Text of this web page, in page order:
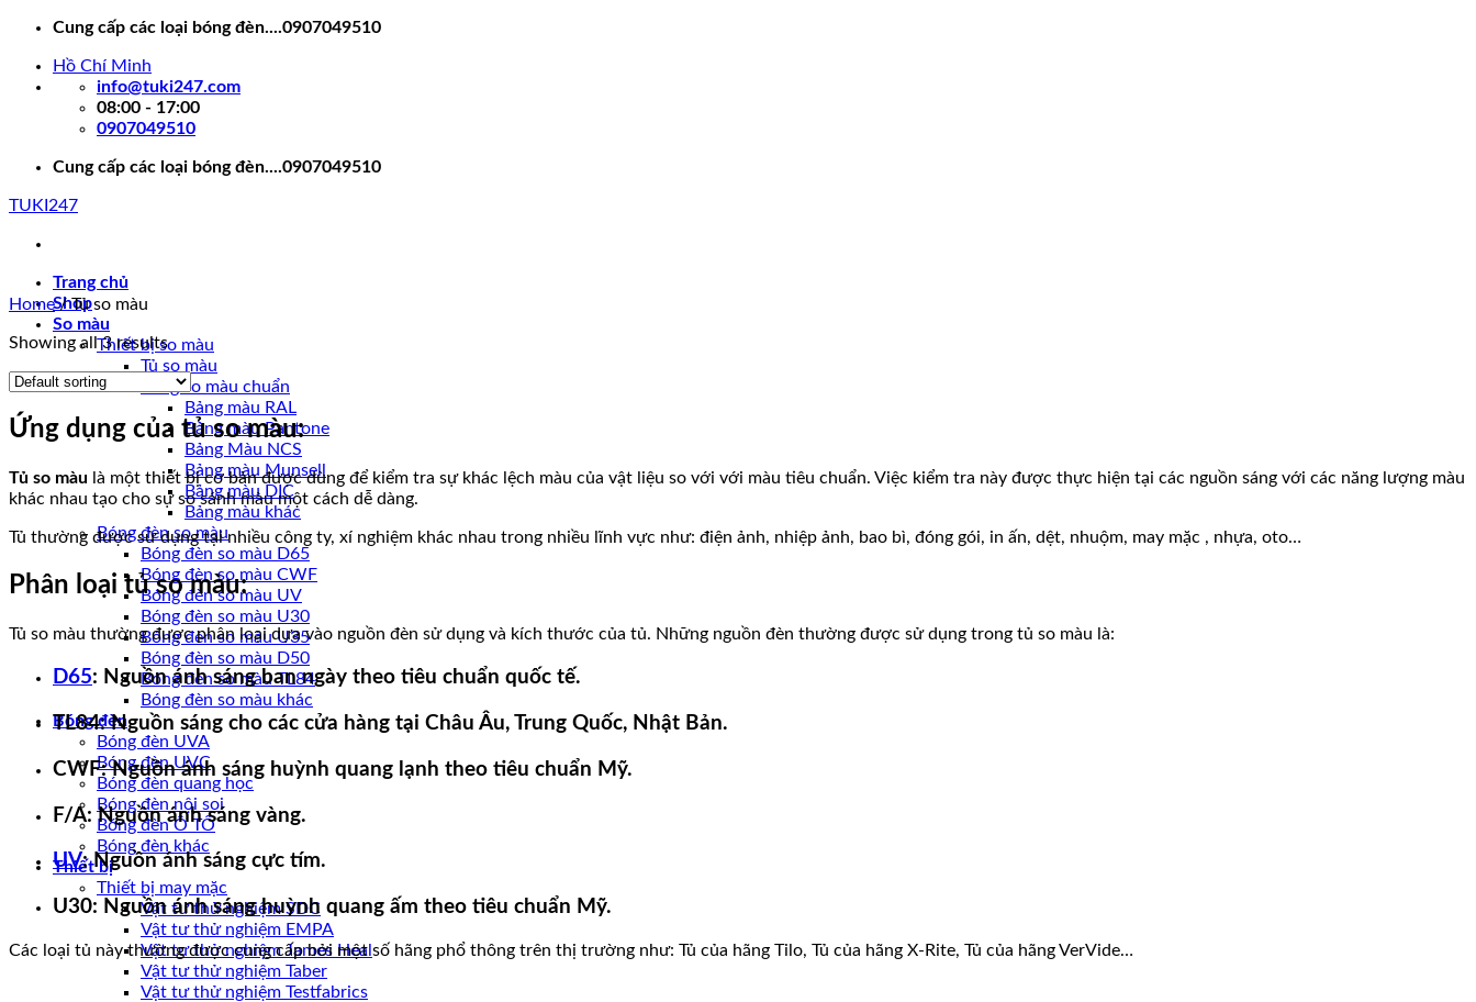
Skip
content
Cung cấp các loại bóng đèn....0907049510
Hồ Chí Minh
info@tuki247.com
08:00 - 17:00
0907049510
Cung cấp các loại bóng đèn....0907049510
TUKI247
Trang chủ
Shop
So màu
Thiết bị so màu
Tủ so màu
Bảng so màu chuẩn
Bảng màu RAL
Bảng màu Pantone
Bảng Màu NCS
Bảng màu Munsell
Bảng màu DIC
Bảng màu khác
Bóng đèn so màu
Bóng đèn so màu D65
Bóng đèn so màu CWF
Bóng đèn so màu UV
Bóng đèn so màu U30
Bóng đèn so màu U35
Bóng đèn so màu D50
Bóng đèn so màu TL84
Bóng đèn so màu khác
Bóng đèn
Bóng đèn UVA
Bóng đèn UVC
Bóng đèn quang học
Bóng đèn nội soi
Bóng đèn Ô TÔ
Bóng đèn khác
Thiết bị
Thiết bị may mặc
Vật tư thử nghiệm SDC
Vật tư thử nghiệm EMPA
Vật tư thử nghiệm James Heal
Vật tư thử nghiệm Taber
Vật tư thử nghiệm Testfabrics
Home /Tủ so màu
Showing all 3 results
Ứng dụng của tủ so màu:
Tủ so màu là một thiết bị cơ bản được dùng để kiểm tra sự khác lệch màu của vật liệu so với với màu tiêu chuẩn. Việc kiểm tra này được thực hiện tại các nguồn sáng với các năng lượng màu
khác nhau tạo cho sự so sánh màu một cách dễ dàng.
Tủ thường được sử dụng tại nhiều công ty, xí nghiệm khác nhau trong nhiều lĩnh vực như: điện ảnh, nhiệp ảnh, bao bì, đóng gói, in ấn, dệt, nhuộm, may mặc , nhựa, oto…
Phân loại tủ so màu:
Tủ so màu thường được phân loại dựa vào nguồn đèn sử dụng và kích thước của tủ. Những nguồn đèn thường được sử dụng trong tủ so màu là:
D65: Nguồn ánh sáng ban ngày theo tiêu chuẩn quốc tế.
TL84: Nguồn sáng cho các cửa hàng tại Châu Âu, Trung Quốc, Nhật Bản.
CWF: Nguồn ánh sáng huỳnh quang lạnh theo tiêu chuẩn Mỹ.
F/A: Nguồn ánh sáng vàng.
UV: Nguồn ánh sáng cực tím.
U30: Nguồn ánh sáng huỳnh quang ấm theo tiêu chuẩn Mỹ.
Các loại tủ này thường được cung cấp bởi một số hãng phổ thông trên thị trường như: Tủ của hãng Tilo, Tủ của hãng X-Rite, Tủ của hãng VerVide…